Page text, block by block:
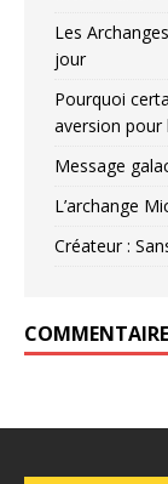
Les
jour
Pourquoi
aversion pour
Message
L’archange
Créateur :